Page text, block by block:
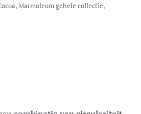
,Marmoleum gehele collectie,